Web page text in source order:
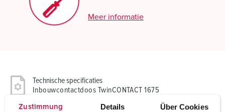
Zustimmung Details Über Cookies
Meer informatie
Technische specificaties
Inbouwcontactdoos TwinCONTACT 1675